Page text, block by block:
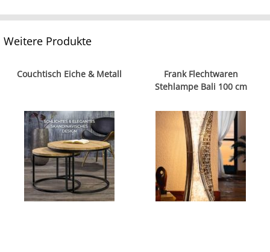
Weitere Produkte
Couchtisch Eiche & Metall
Frank Flechtwaren
Stehlampe Bali 100 cm